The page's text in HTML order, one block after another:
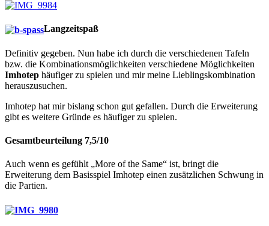
Langzeitspaß
Definitiv gegeben. Nun habe ich durch die verschiedenen Tafeln
bzw. die Kombinationsmöglichkeiten verschiedene Möglichkeiten
Imhotep häufiger zu spielen und mir meine Lieblingskombination
herauszusuchen.
Imhotep hat mir bislang schon gut gefallen. Durch die Erweiterung
gibt es weitere Gründe es häufiger zu spielen.
Gesamtbeurteilung 7,5/10
Auch wenn es gefühlt „More of the Same“ ist, bringt die
Erweiterung dem Basisspiel Imhotep einen zusätzlichen Schwung in
die Partien.